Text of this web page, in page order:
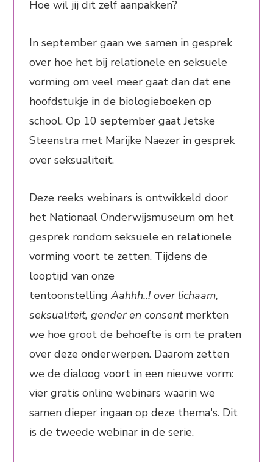
Hoe wil jij dit zelf aanpakken?
In september gaan we samen in gesprek
over hoe het bij relationele en seksuele
vorming om veel meer gaat dan dat ene
hoofdstukje in de biologieboeken op
school. Op 10 september gaat Jetske
Steenstra met Marijke Naezer in gesprek
over seksualiteit.
Deze reeks webinars is ontwikkeld door
het Nationaal Onderwijsmuseum om het
gesprek rondom seksuele en relationele
vorming voort te zetten. Tijdens de
looptijd van onze
tentoonstellingAahhh..! over lichaam,
seksualiteit, gender en consentmerkten
we hoe groot de behoefte is om te praten
over deze onderwerpen. Daarom zetten
we de dialoog voort in een nieuwe vorm:
vier gratis online webinars waarin we
samen dieper ingaan op deze thema's. Dit
is de tweede webinar in de serie.